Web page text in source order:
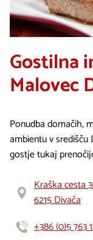
Gostilna
Malovec
Ponudba domačih,
ambientu v
gostje tukaj
Kraška cesta
6215 Divača
+386 (0)5 763